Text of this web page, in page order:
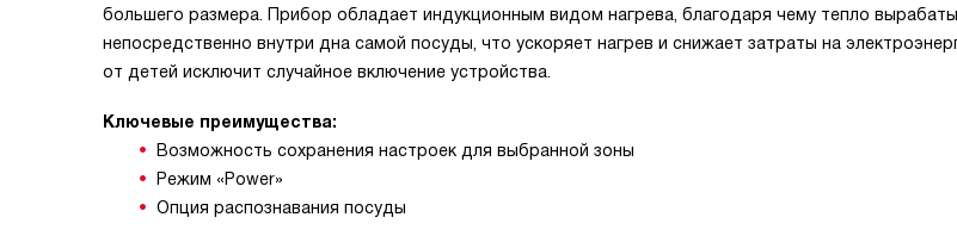
большего размера. Прибор обладает индукционным видом нагрева, благодаря чему тепло
непосредственно внутри дна самой посуды, что ускоряет нагрев и снижает затраты на
от детей исключит случайное включение устройства.
Ключевые преимущества:
Возможность сохранения настроек для выбранной зоны
Режим «Power»
Опция распознавания посуды